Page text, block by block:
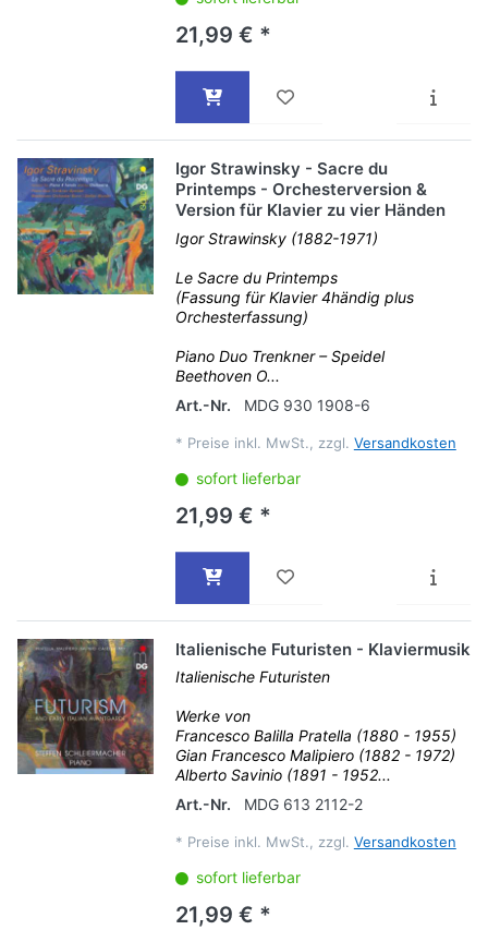
21,99 € *
Igor Strawinsky - Sacre du
Printemps - Orchesterversion &
Version für Klavier zu vier Händen
Igor Strawinsky (1882-1971)
Le Sacre du Printemps
(Fassung für Klavier 4händig plus
Orchesterfassung)
Piano Duo Trenkner – Speidel
Beethoven O...
Art.-Nr.
MDG 930 1908-6
* Preise inkl. MwSt., zzgl. Versandkosten
sofort lieferbar
21,99 € *
Italienische Futuristen - Klaviermusik
Italienische Futuristen
Werke von
Francesco Balilla Pratella (1880 - 1955)
Gian Francesco Malipiero (1882 - 1972)
Alberto Savinio (1891 - 1952...
Art.-Nr.
MDG 613 2112-2
* Preise inkl. MwSt., zzgl. Versandkosten
sofort lieferbar
21,99 € *